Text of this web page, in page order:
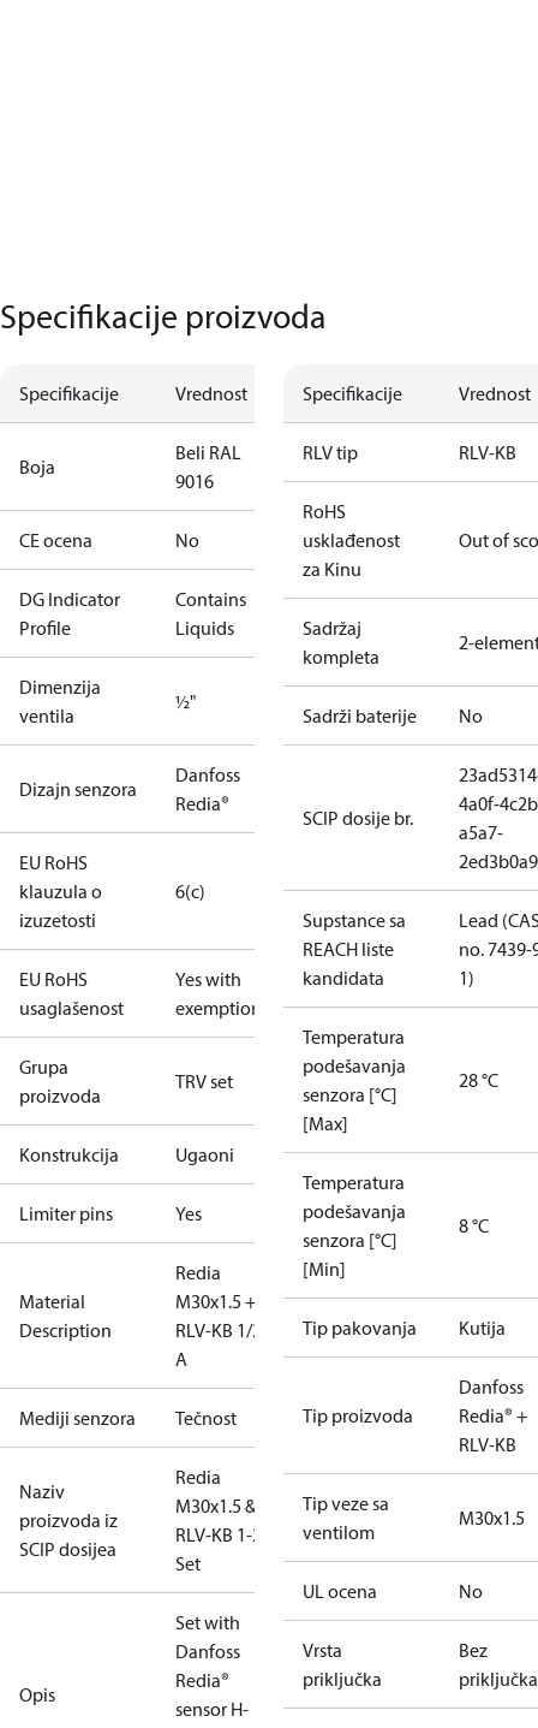
Specifikacije proizvoda
Specifikacije Vrednost
Boja
Beli RAL
9016
CE ocena No
DG Indicator
Profile
Contains
Liquids
Dimenzija
ventila
½"
Dizajn senzora
Danfoss
Redia®
EU RoHS
klauzula o
izuzetosti
6(c)
EU RoHS
usaglašenost
Yes with
exemptions
Grupa
proizvoda
TRV set
Konstrukcija Ugaoni
Limiter pins Yes
Material
Description
Redia
M30x1.5 +
RLV-KB 1/2"
A
Mediji senzora Tečnost
Naziv
proizvoda iz
SCIP dosijea
Redia
M30x1.5 &
RLV-KB 1-2'
Set
Opis
Set with
Danfoss
Redia®
sensor H-
Specifikacije Vrednost
RLV tip RLV-KB
RoHS
usklađenost
za Kinu
Out of
Sadržaj
kompleta
2-
Sadrži baterije No
SCIP dosije br.
4a0f-
a5a7-
Supstance sa
REACH liste
kandidata
Lead
no. 7439-
1)
Temperatura
podešavanja
senzora [°C]
[Max]
28 °C
Temperatura
podešavanja
senzora [°C]
[Min]
8 °C
Tip pakovanja Kutija
Tip proizvoda
Danfoss
Redia® +
RLV-KB
Tip veze sa
ventilom
M30x1.5
UL ocena No
Vrsta
priključka
Bez
priključka